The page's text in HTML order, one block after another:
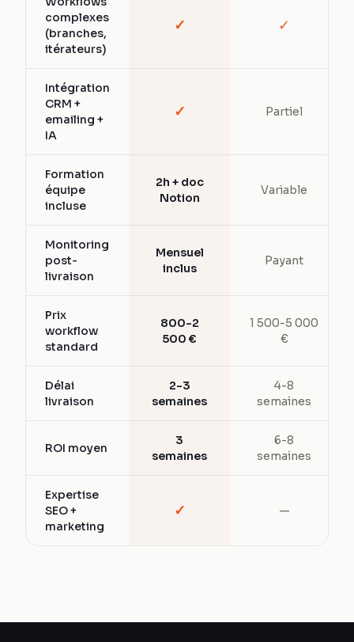
complexes
(branches,
itérateurs)
✓ ✓
Intégration
CRM +
emailing +
IA
✓ Partiel
Formation
équipe
incluse
2h + doc
Notion
Variable
Monitoring
post-
livraison
Mensuel
inclus
Payant
Prix
workflow
standard
800-2
500 €
1 500-5 000
€
Délai
livraison
2-3
semaines
4-8
semaines
ROI moyen
3
semaines
6-8
semaines
Expertise
SEO +
marketing
✓ —